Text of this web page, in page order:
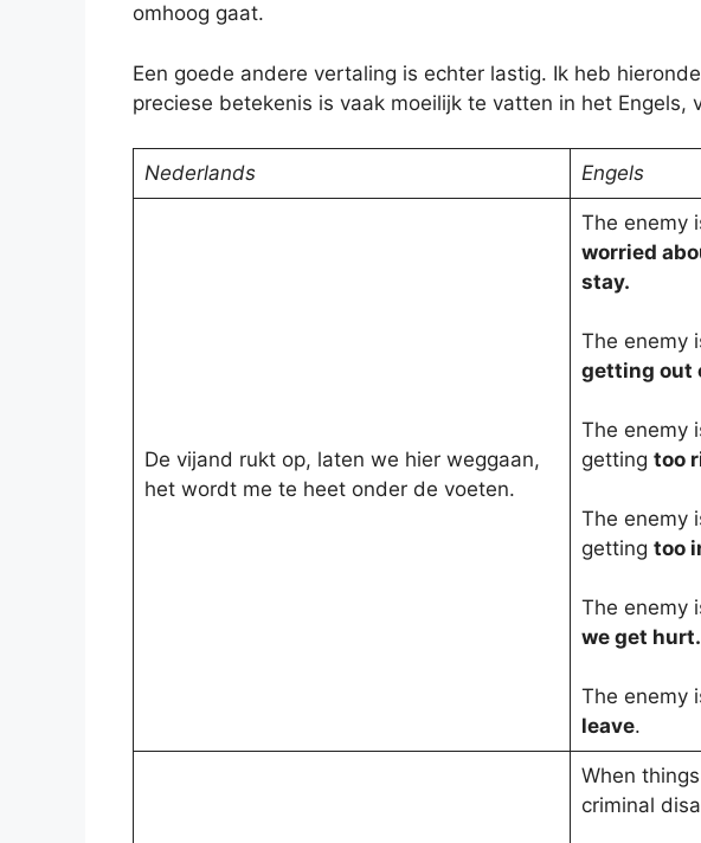
omhoog gaat.
Een goede andere vertaling is echter lastig. Ik heb
preciese betekenis is vaak moeilijk te vatten in het Engels,
Nederlands Engels
De vijand rukt op, laten we hier weggaan,
het wordt me te heet onder de voeten.
The enemy
worried
stay.
The enemy
getting out
The enemy
getting too
The enemy
getting too
The enemy
we get hurt.
The enemy
leave.
When
criminal